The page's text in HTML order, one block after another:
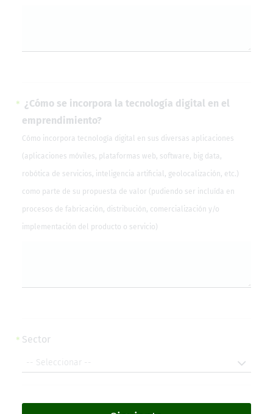
¿Cómo se incorpora la tecnología digital en el
emprendimiento?
Cómo incorpora tecnología digital en sus diversas aplicaciones
(aplicaciones móviles, plataformas web, software, big data,
robótica de servicios, inteligencia artificial, geolocalización, etc.)
como parte de su propuesta de valor (pudiendo ser incluída en
procesos de fabricación, distribución, comercialización y/o
implementación del producto o servicio)
Sector
Sector
-- Seleccionar --